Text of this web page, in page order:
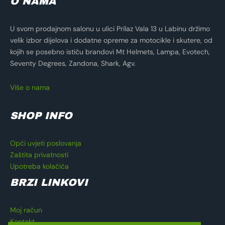
U svom prodajnom salonu u ulici Prilaz Vala 13 u Labinu držimo
velik izbor dijelova i dodatne opreme za motocikle i skutere, od
kojih se posebno ističu brandovi Mt Helmets, Lampa, Evotech,
Seventy Degrees, Zandona, Shark, Agv.
Više o nama
SHOP INFO
Opći uvjeti poslovanja
Zaštita privatnosti
Upotreba kolačića
BRZI LINKOVI
Moj račun
Kontakt